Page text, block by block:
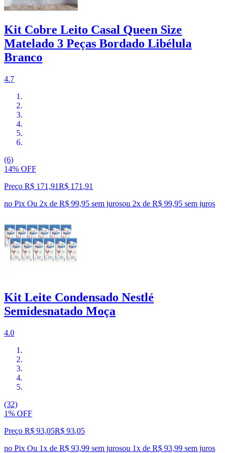
Kit Cobre Leito Casal Queen Size
Matelado 3 Peças Bordado Libélula
Branco
4.7
(6)
14% OFF
Preço R$ 171,91R$ 171 ,91
no Pix Ou 2x de R$ 99,95 sem jurosou 2x de R$ 99,95 sem juros
Kit Leite Condensado Nestlé
Semidesnatado Moça
4.0
(32)
1% OFF
Preço R$ 93,05R$ 93,05
no Pix Ou 1x de R$ 93,99 sem jurosou 1x de R$ 93,99 sem juros